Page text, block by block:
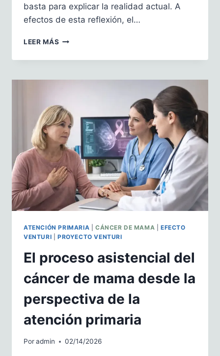
basta para explicar la realidad actual. A
efectos de esta reflexión, el…
LEER MÁS LECCIONES
IRLANDA:
EL
EN
EL
TRATAMIENTO
SISTÉMICO
DEL
CÁNCER
ATENCIÓN PRIMARIA CÁNCER DE MAMA |EFECTO
VENTURI
PROYECTO VENTURI
El proceso asistencial del
cáncer de mama desde la
perspectiva de la
atención primaria
Poradmin 02/14/2026